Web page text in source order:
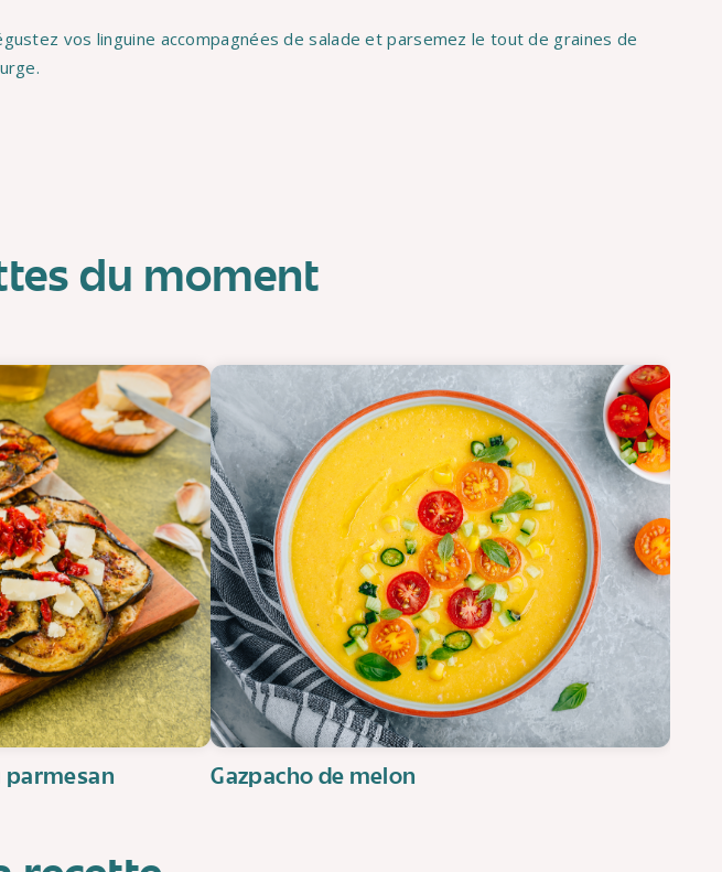
vos linguine accompagnées de salade et parsemez le tout de graines de
du moment
parmesan Gazpacho de melon